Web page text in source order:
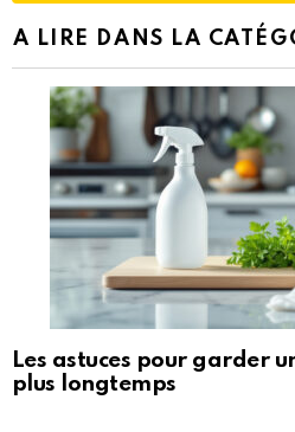
A LIRE DANS LA
Les astuces pour garder
plus longtemps